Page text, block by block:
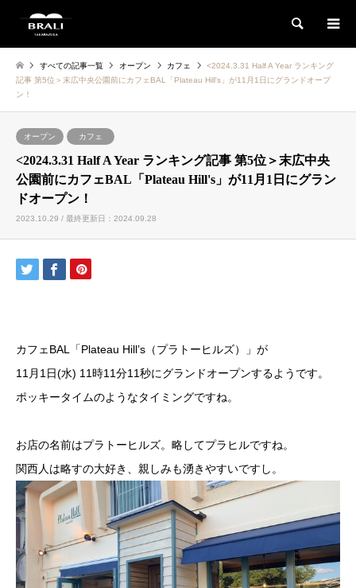
検索
すべての記事一覧 オープン カフェ
<2024.3.31 Half A Year ランキング
記事 第5位＞末広中央公園前にカフェBAL「Plateau Hill's」が11月1日にグランドオープ
ン！
オープン カフェ
<2024.3.31 Half A Year ランキング記事 第5位＞末広中央
公園前にカフェBAL「Plateau Hill's」が11月1日にグラン
ドオープン！
2023.10.29 / 最終更新日：2024.09.28
カフェBAL「Plateau Hill’s（プラトーヒルズ）」が
11月1日(水) 11時11分11秒にグランドオープンするようです。
ポッキータイムのようなタイミングですね。
お店の名前はプラトーヒルズ。略してプラヒルですね。
関西人は略すの大好き、親しみも湧きやすいですし。